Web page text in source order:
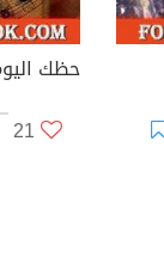
حظك
21